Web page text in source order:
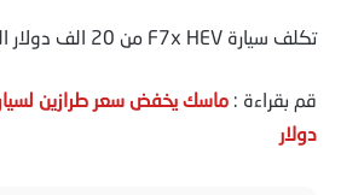
تكلف سيارة F7x HEV من 20 الف دولار الى 25 الف دولار.
قم بقراءة :
دولار